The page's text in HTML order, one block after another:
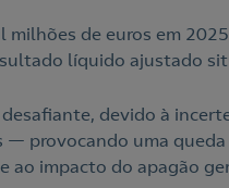
de euros em
líquido ajustado
devido à
provocando uma queda
ao impacto do apagão